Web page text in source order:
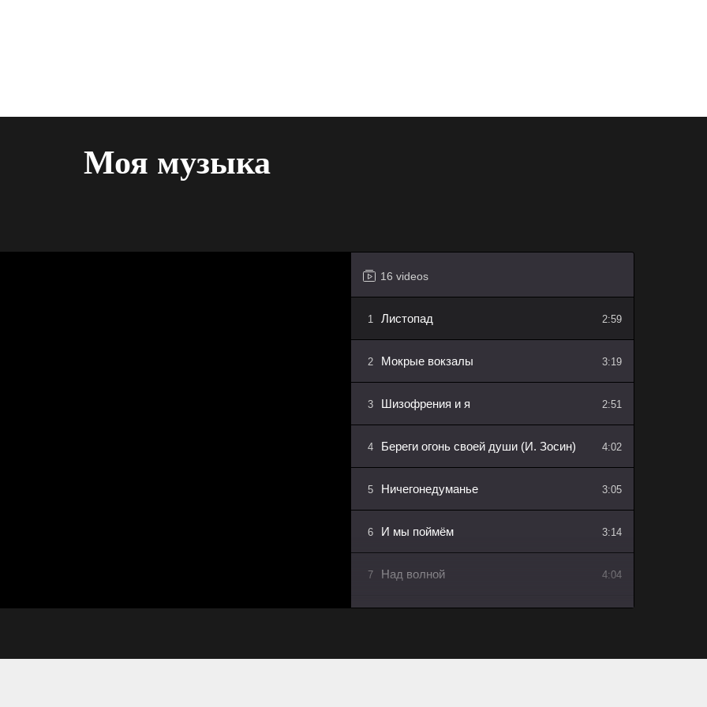
Моя музыка
16 videos
1 Листопад 2:59
2 Мокрые вокзалы 3:19
3 Шизофрения и я 2:51
4 Береги огонь своей души (И. Зосин) 4:02
5 Ничегонедуманье 3:05
6 И мы поймём 3:14
7 Над волной 4:04
9 Вечер (И. Зосин) 3:50